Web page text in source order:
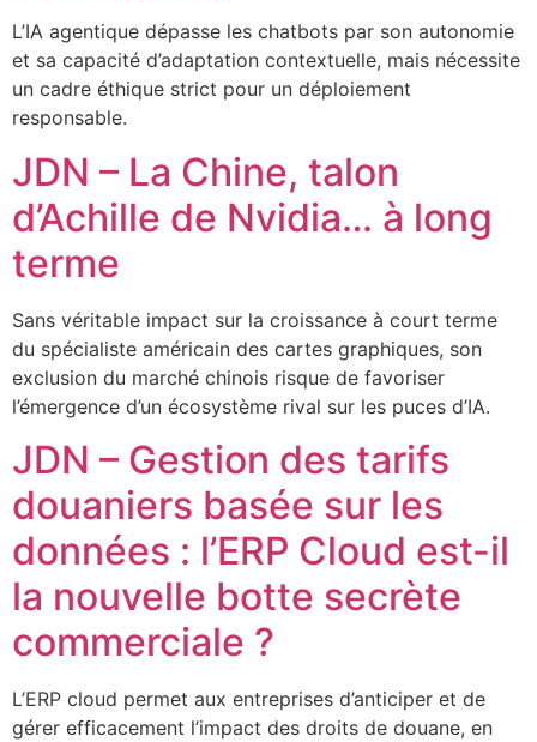
L’IA agentique dépasse les chatbots par son autonomie
et sa capacité d’adaptation contextuelle, mais nécessite
un cadre éthique strict pour un déploiement
responsable.
JDN – La Chine, talon
d’Achille de Nvidia… à long
terme
Sans véritable impact sur la croissance à court terme
du spécialiste américain des cartes graphiques, son
exclusion du marché chinois risque de favoriser
l’émergence d’un écosystème rival sur les puces d’IA.
JDN – Gestion des tarifs
douaniers basée sur les
données : l’ERP Cloud est-il
la nouvelle botte secrète
commerciale ?
L’ERP cloud permet aux entreprises d’anticiper et de
gérer efficacement l’impact des droits de douane, en